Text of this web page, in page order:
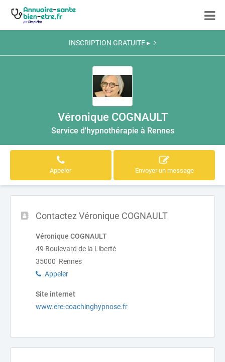
INSCRIPTION GRATUITE ▸
Véronique COGNAULT
Service d'hypnothérapie à Rennes
Appeler Envoyer un message
Contactez Véronique COGNAULT
Véronique COGNAULT
49 Boulevard de la Liberté
35000 Rennes
Appeler
Site internet
www.ere-coachinghypnose.fr